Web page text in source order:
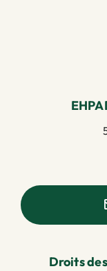
Droits